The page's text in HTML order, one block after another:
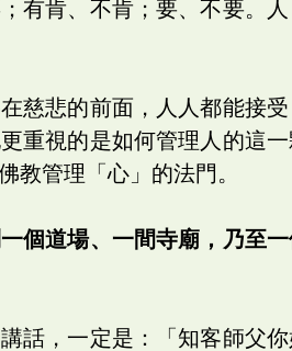
有肯、不肯；要、不要。
慈悲的前面，人人都能接
重視的是如何管理人的這一
教管理「心」的法門。
個道場、一間寺廟，乃至
話，一定是：「知客師父